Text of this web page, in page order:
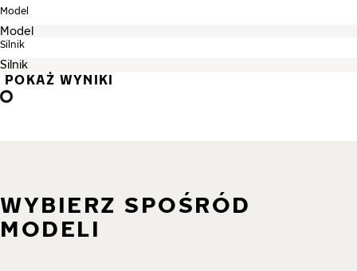
Model
Silnik
POKAŻ WYNIKI
WYBIERZ SPOŚRÓD
MODELI